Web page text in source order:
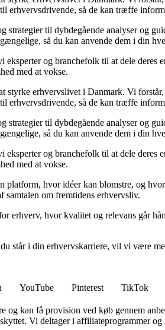
erhvervsdrivende, så de kan træffe
strategier til dybdegående analyser og
så du kan anvende dem i din
og branchefolk til at dele deres
med at vokse.
styrke erhvervslivet i Danmark. Vi
erhvervsdrivende, så de kan træffe
strategier til dybdegående analyser og
så du kan anvende dem i din
og branchefolk til at dele deres
med at vokse.
platform, hvor idéer kan blomstre, og
samtalen om fremtidens erhvervsliv.
erhverv, hvor kvalitet og relevans går
står i din erhvervskarriere, vil vi være
YouTube Pinterest TikTok
og kan få provision ved køb gennem
Vi deltager i affiliateprogrammer